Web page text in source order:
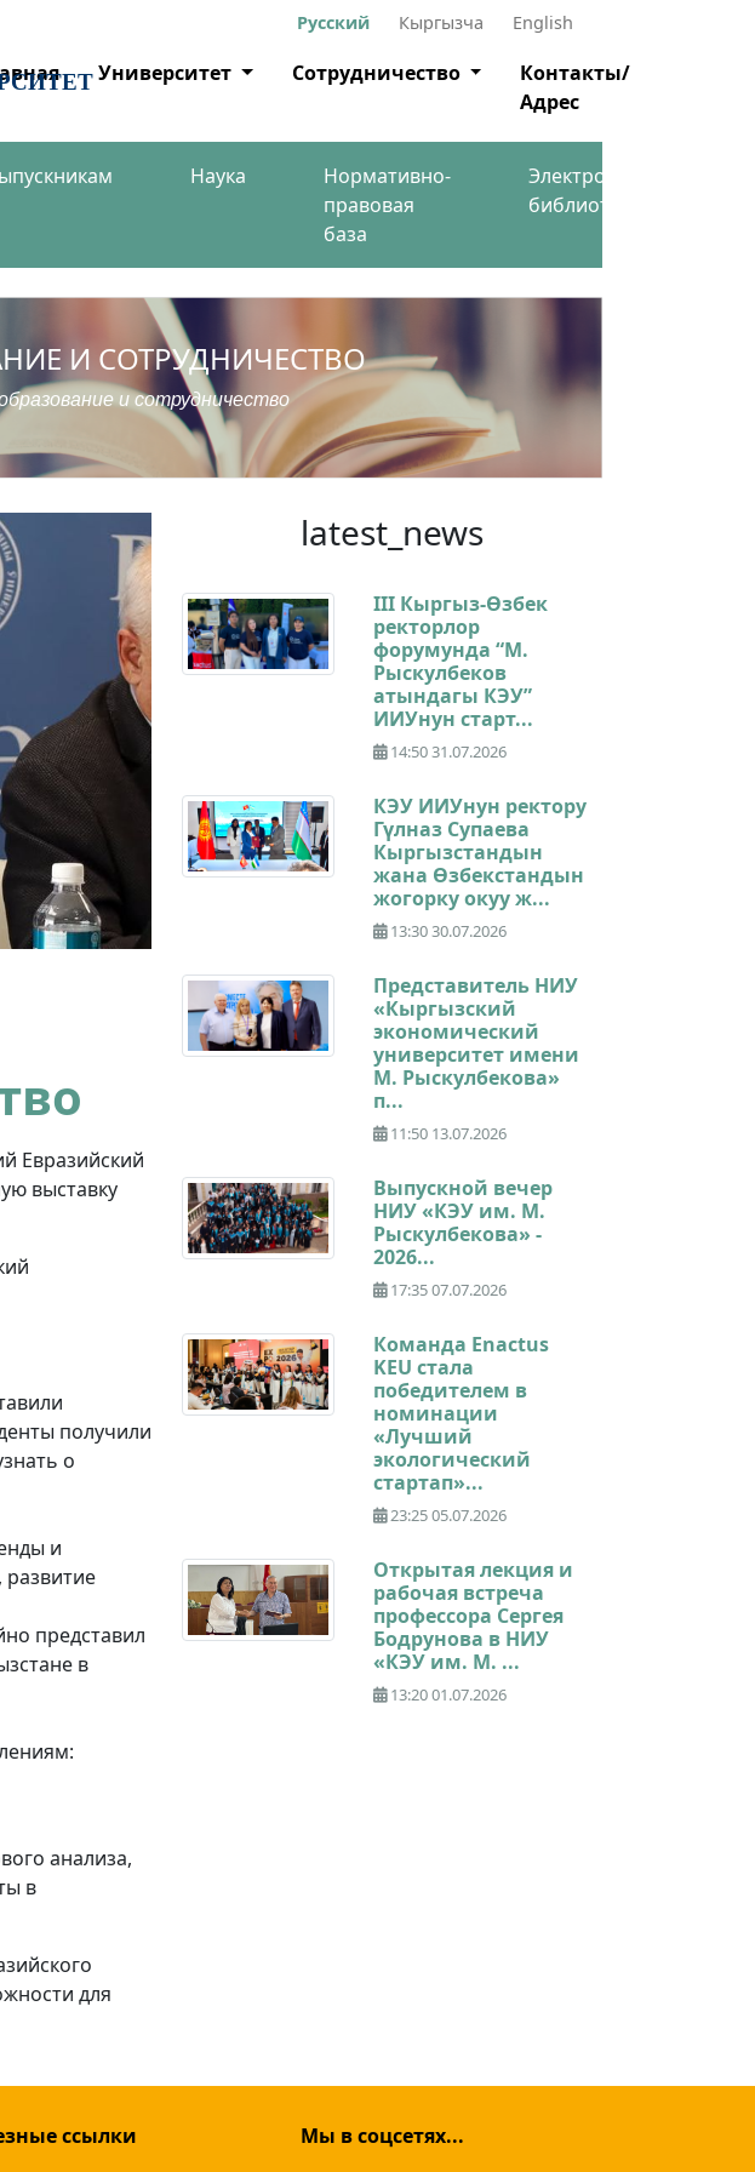
Русский Кыргызча English
Университет Сотрудничество
Контакты/
Адрес
Наука
Нормативно-
правовая
база
Электронная
библиотека
И СОТРУДНИЧЕСТВО
и сотрудничество
Евразийский
выставку
получили
о
и
представил
в
анализа,
в
для
latest_news
III Кыргыз-Өзбек
ректорлор
форумунда “М.
Рыскулбеков
атындагы КЭУ”
ИИУнун старт...
14:50 31.07.2026
КЭУ ИИУнун ректору
Гүлназ Супаева
Кыргызстандын
жана Өзбекстандын
жогорку окуу ж...
13:30 30.07.2026
Представитель НИУ
«Кыргызский
экономический
университет имени
М. Рыскулбекова»
п...
11:50 13.07.2026
Выпускной вечер
НИУ «КЭУ им. М.
Рыскулбекова» -
2026...
17:35 07.07.2026
Команда Enactus
KEU стала
победителем в
номинации
«Лучший
экологический
стартап»...
23:25 05.07.2026
Открытая лекция и
рабочая встреча
профессора Сергея
Бодрунова в НИУ
«КЭУ им. М. ...
13:20 01.07.2026
ссылки
Мы в соцсетях...